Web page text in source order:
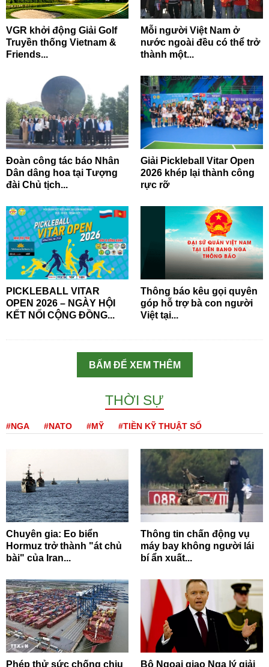
VGR khởi động Giải Golf
Truyền thống Vietnam &
Friends...
Mỗi người Việt Nam ở
nước ngoài đều có thể trở
thành một...
Đoàn công tác báo Nhân
Dân dâng hoa tại Tượng
đài Chủ tịch...
Giải Pickleball Vitar Open
2026 khép lại thành công
rực rỡ
PICKLEBALL VITAR
OPEN 2026 – NGÀY HỘI
KẾT NỐI CỘNG ĐỒNG...
Thông báo kêu gọi quyên
góp hỗ trợ bà con người
Việt tại...
BẤM ĐỂ XEM THÊM
THỜI SỰ
#NGA #NATO #MỸ #TIỀN KỸ THUẬT SỐ
Chuyên gia: Eo biển
Hormuz trở thành "át chủ
bài" của Iran...
Thông tin chấn động vụ
máy bay không người lái
bí ẩn xuất...
Phép thử sức chống chịu
Bộ Ngoại giao Nga lý giải